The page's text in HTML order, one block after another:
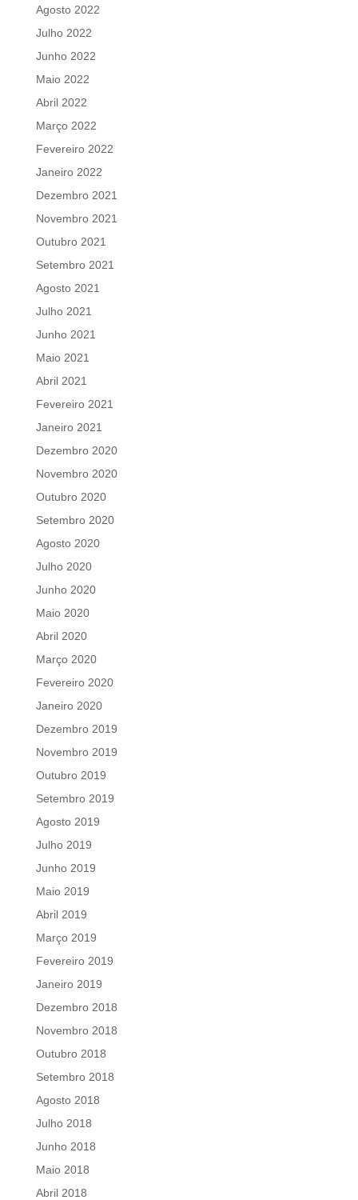
Agosto 2022
Julho 2022
Junho 2022
Maio 2022
Abril 2022
Março 2022
Fevereiro 2022
Janeiro 2022
Dezembro 2021
Novembro 2021
Outubro 2021
Setembro 2021
Agosto 2021
Julho 2021
Junho 2021
Maio 2021
Abril 2021
Fevereiro 2021
Janeiro 2021
Dezembro 2020
Novembro 2020
Outubro 2020
Setembro 2020
Agosto 2020
Julho 2020
Junho 2020
Maio 2020
Abril 2020
Março 2020
Fevereiro 2020
Janeiro 2020
Dezembro 2019
Novembro 2019
Outubro 2019
Setembro 2019
Agosto 2019
Julho 2019
Junho 2019
Maio 2019
Abril 2019
Março 2019
Fevereiro 2019
Janeiro 2019
Dezembro 2018
Novembro 2018
Outubro 2018
Setembro 2018
Agosto 2018
Julho 2018
Junho 2018
Maio 2018
Abril 2018